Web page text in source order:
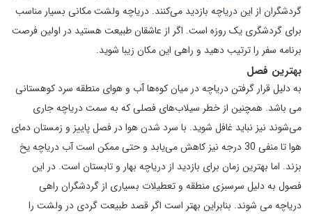
گردشگران از این دریاچه بازدید می‌کنند. دریاچه ولشت مکانی بسیار مناسب
برای گردشگری یک روزه است. اگر از عاشقان طبیعت هستید در اولین فرصت
برنامه سفر را ترتیب دهید و راهی این مکان زیبا شوید.
بهترین فصل
به دلیل قرار گرفتن دریاچه در میان کوه‌ها آب و هوای منطقه سرد کوهستانی
می باشد. همچنین از خطر سیلاب‌های فصلی که به سمت دریاچه جاری
می‌شوند نیز نباید غافل شوید. با سرد شدن هوا در فصل پاییز و زمستان دمای
هوا تا منفی 30 درجه نیز کاهش می‌یابد و حتی ممکن است آب دریاچه یخ
بزند. اما بهترین زمان برای بازدید از دریاچه بهار و تابستان است. در این
فصول به دلیل سرسبزی منطقه و تعطیلات بسیاری از گردشگران راهی
دریاچه می شوند. بنابراین بهتر است اگر قصد طبیعت گردی در ولشت را